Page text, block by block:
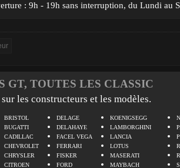
: 9h - 19h sans interruption, du Lundi au
GT, TOUTES LES CLASSIC
les constructeurs et les modèles.
BRISTOL
BUGATTI
CADILLAC
CHEVROLET
CHRYSLER
CITROEN
DELAGE
DELAHAYE
FACEL VEGA
FERRARI
FISKER
FORD
KOENIGSEGG
LAMBORGHINI
LANCIA
LOTUS
MASERATI
MAYBACH